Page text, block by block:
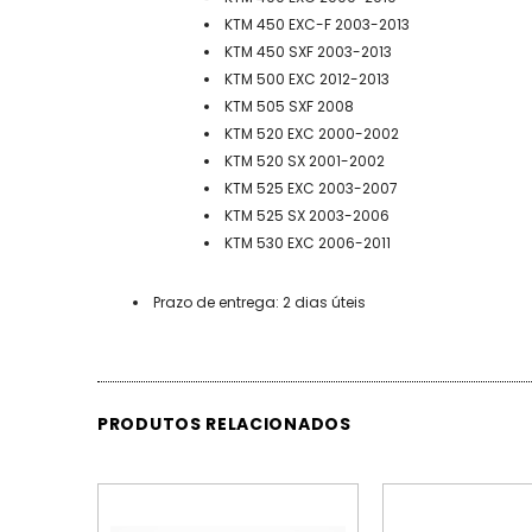
KTM 450 EXC-F 2003-2013
KTM 450 SXF 2003-2013
KTM 500 EXC 2012-2013
KTM 505 SXF 2008
KTM 520 EXC 2000-2002
KTM 520 SX 2001-2002
KTM 525 EXC 2003-2007
KTM 525 SX 2003-2006
KTM 530 EXC 2006-2011
Prazo de entrega: 2 dias úteis
PRODUTOS RELACIONADOS